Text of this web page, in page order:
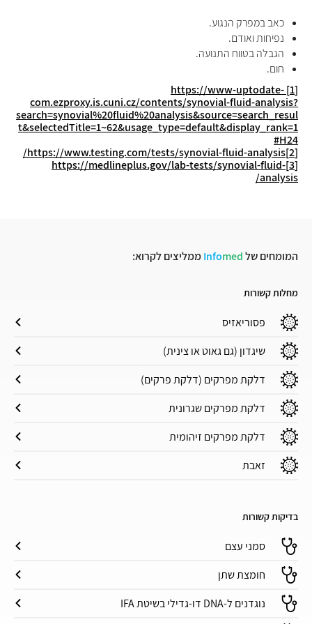
כאב במפרק הנגוע.
נפיחות ואודם.
הגבלה בטווח התנועה.
חום.
[1]
https://www-uptodate-
com.ezproxy.is.cuni.cz/contents/synovial-fluid-analysis?
search=synovial%20fluid%20analysis&source=search_resul
t&selectedTitle=1~62&usage_type=default&display_rank=1
#H24
[2]
https://www.testing.com/tests/synovial-fluid-analysis/
[3]
https://medlineplus.gov/lab-tests/synovial-fluid-
analysis/
המומחים של Infomed ממליצים לקרוא:
מחלות קשורות
פסוריאזיס
שיגדון (גם גאוט או צינית)
דלקת מפרקים (דלקת פרקים)
דלקת מפרקים שגרונית
דלקת מפרקים זיהומית
זאבת
בדיקות קשורות
סמני עצם
חומצת שתן
נוגדנים ל-DNA דו-גדילי בשיטת IFA